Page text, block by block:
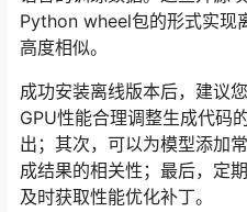
Python wheel包的形式实现
高度相似。
成功安装离线版本后，建议
GPU性能合理调整生成代码
出；其次，可以为模型添加
成结果的相关性；最后，定
及时获取性能优化补丁。